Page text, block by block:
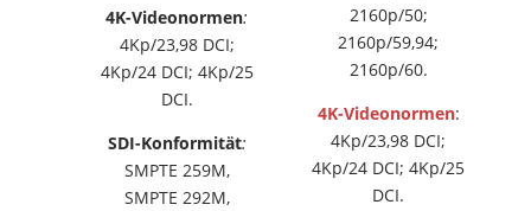
4K-Videonormen:
4Kp/23,98 DCI;
4Kp/24 DCI; 4Kp/25
DCI.
SDI-Konformität:
SMPTE 259M,
SMPTE 292M,
2160p/50;
2160p/59,94;
2160p/60.
4K-Videonormen:
4Kp/23,98 DCI;
4Kp/24 DCI; 4Kp/25
DCI.